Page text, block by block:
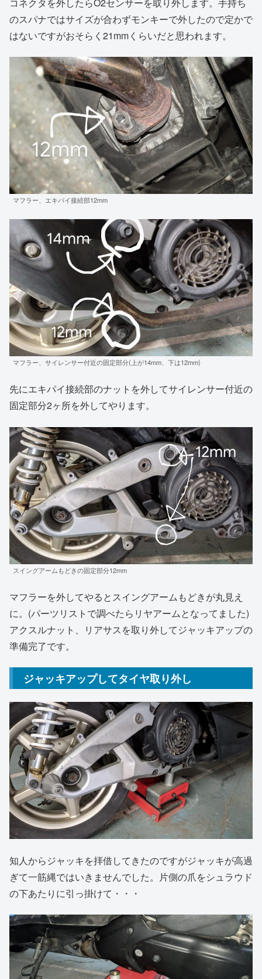
のスパナではサイズが合わずモンキーで外したので定かで
はないですがおそらく21mmくらいだと思われます。
マフラー、エキパイ接続部12mm
マフラー、サイレンサー付近の固定部分(上が14mm、下は12mm)
先にエキパイ接続部のナットを外してサイレンサー付近の
固定部分2ヶ所を外してやります。
スイングアームもどきの固定部分12mm
マフラーを外してやるとスイングアームもどきが丸見え
に。(パーツリストで調べたらリヤアームとなってました)
アクスルナット、リアサスを取り外してジャッキアップの
準備完了です。
ジャッキアップしてタイヤ取り外し
知人からジャッキを拝借してきたのですがジャッキが高過
ぎて一筋縄ではいきませんでした。片側の爪をシュラウド
の下あたりに引っ掛けて・・・